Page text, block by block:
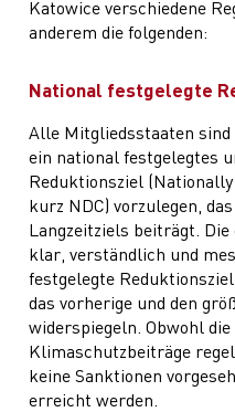
Katowice verschiedene
anderem die folgenden:
National festgelegte
Alle Mitgliedsstaaten
ein national festgelegtes
Reduktionsziel
kurz NDC) vorzulegen,
Langzeitziels beiträgt.
klar, verständlich und
festgelegte
das vorherige und den
widerspiegeln. Obwohl
Klimaschutzbeiträge
keine Sanktionen
erreicht werden.